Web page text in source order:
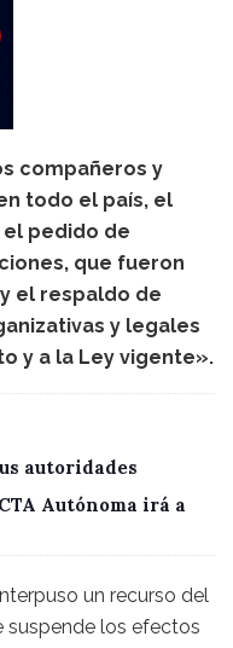
compañeros y
todo el país, el
pedido de
que fueron
el respaldo de
y legales
y a la Ley vigente».
autoridades
Autónoma irá a
un recurso del
suspende los efectos